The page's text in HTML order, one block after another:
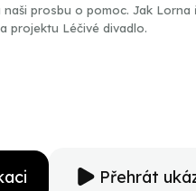
prosbu o pomoc. Jak Lorna
projektu Léčivé divadlo.
Přehrát